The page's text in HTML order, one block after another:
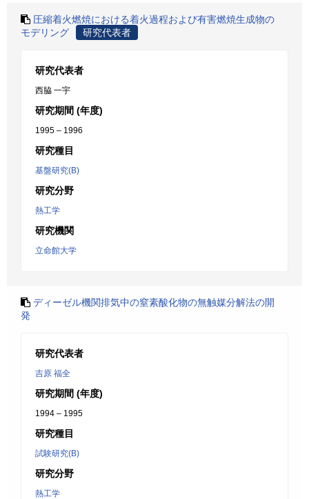
圧縮着火燃焼における着火過程および有害燃焼生成物の
モデリング
研究代表者
研究代表者
西脇 一宇
研究期間 (年度)
1995 – 1996
研究種目
基盤研究(B)
研究分野
熱工学
研究機関
立命館大学
ディーゼル機関排気中の窒素酸化物の無触媒分解法の開
発
研究代表者
吉原 福全
研究期間 (年度)
1994 – 1995
研究種目
試験研究(B)
研究分野
熱工学